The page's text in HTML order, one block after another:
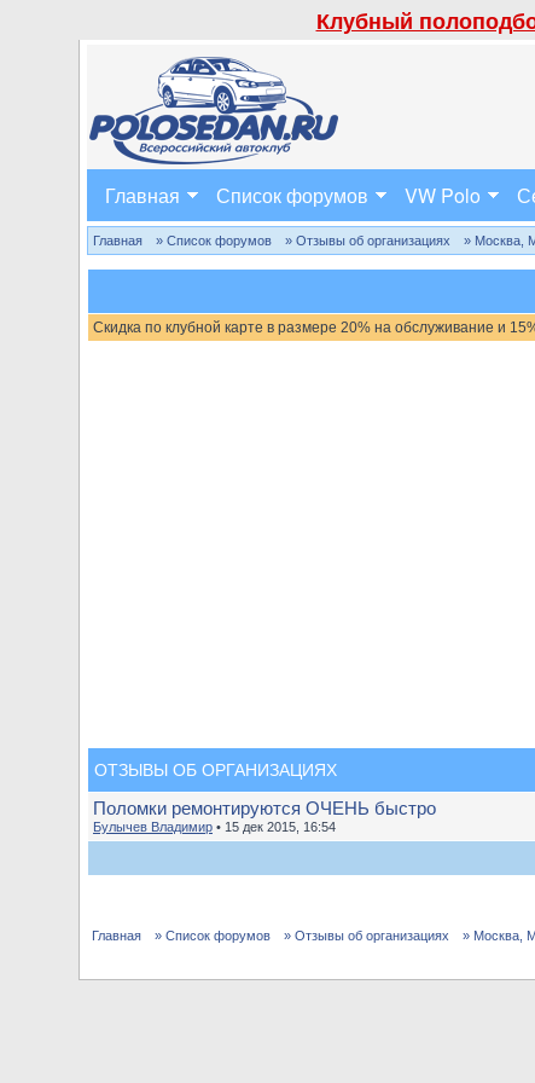
Клубный
Главная Список форумов VW Polo
Главная » Список форумов » Отзывы об организациях » Москва,
Скидка по клубной карте в размере 20% на обслуживание и
ОТЗЫВЫ ОБ ОРГАНИЗАЦИЯХ
Поломки ремонтируются ОЧЕНЬ быстро
Булычев Владимир • 15 дек 2015, 16:54
Главная » Список форумов » Отзывы об организациях » Москва,